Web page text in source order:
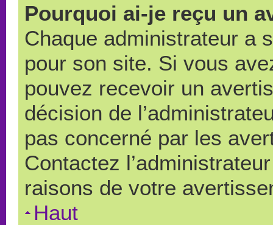
Pourquoi ai-je reçu un
Chaque administrateur a
pour son site. Si vous
pouvez recevoir un
décision de
pas concerné par les
Contactez
raisons de votre
Haut